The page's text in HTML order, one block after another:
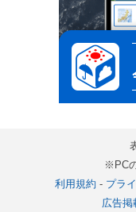
※PC
利用規約 - プラ
広告掲